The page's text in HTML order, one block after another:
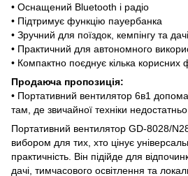
• Оснащений Bluetooth і радіо
• Підтримує функцію пауербанка
• Зручний для поїздок, кемпінгу та дачі
• Практичний для автономного
• Компактно поєднує кілька корисних
Продаюча пропозиція:
• Портативний вентилятор 6в1
там, де звичайної техніки недостатньо.
Портативний вентилятор GD-8028/
вибором для тих, хто цінує
практичність. Він підійде для
дачі, тимчасового освітлення та